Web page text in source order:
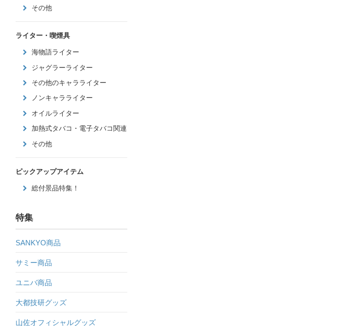
その他
ライター・喫煙具
海物語ライター
ジャグラーライター
その他のキャラライター
ノンキャラライター
オイルライター
加熱式タバコ・電子タバコ関連
その他
ピックアップアイテム
総付景品特集！
特集
SANKYO商品
サミー商品
ユニバ商品
大都技研グッズ
山佐オフィシャルグッズ